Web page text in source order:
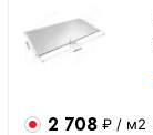
2 708 ₽ / м2